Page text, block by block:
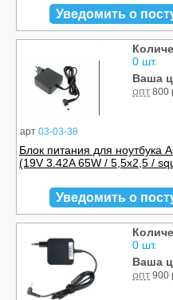
Уведомить о
арт 03-03-38
0 шт.
Ваша
опт 800
Блок питания для ноутбука
(19V 3.42A 65W / 5,5x2,5 /
Уведомить о
0 шт.
Ваша
опт 900